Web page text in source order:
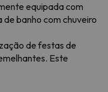
equipada com
banho com chuveiro
de festas de
Este